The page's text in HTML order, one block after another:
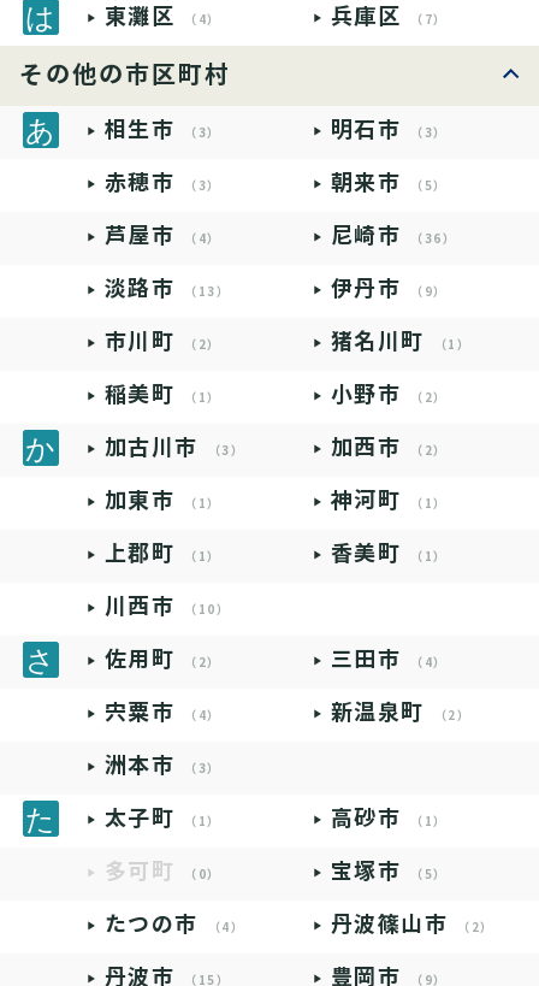
東灘区 （4） 兵庫区 （7）
その他の市区町村
相生市 （3） 明石市 （3）
赤穂市 （3） 朝来市 （5）
芦屋市 （4） 尼崎市 （36）
淡路市 （13） 伊丹市 （9）
市川町 （2） 猪名川町 （1）
稲美町 （1） 小野市 （2）
加古川市 （3） 加西市 （2）
加東市 （1） 神河町 （1）
上郡町 （1） 香美町 （1）
川西市 （10）
佐用町 （2） 三田市 （4）
宍粟市 （4） 新温泉町 （2）
洲本市 （3）
太子町 （1） 高砂市 （1）
多可町 （0） 宝塚市 （5）
たつの市 （4） 丹波篠山市 （2）
丹波市 （15） 豊岡市 （9）